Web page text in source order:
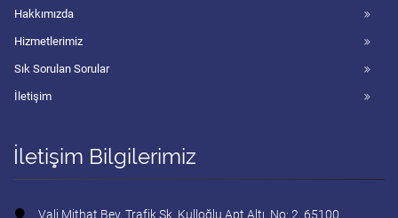
Hakkımızda
Hizmetlerimiz
Sık Sorulan Sorular
İletişim
İletişim Bilgilerimiz
Vali Mithat Bey, Trafik Sk. Kulloğlu Apt Altı. No: 2, 65100